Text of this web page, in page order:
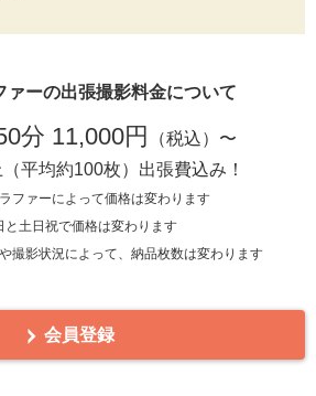
ァーの出張撮影料金について
分 11,000円
（税込）〜
平均約100枚）出張費込み！
ファーによって価格は変わります
土日祝で価格は変わります
撮影状況によって、納品枚数は変わります
会員登録